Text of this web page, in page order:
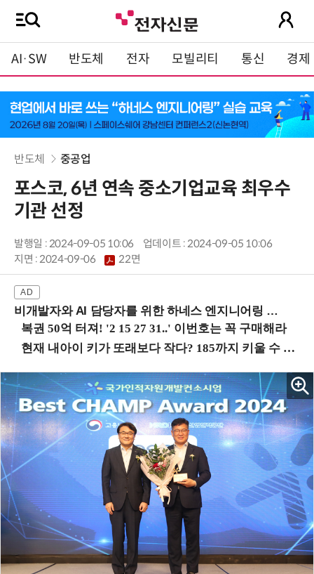
AI·SW 반도체 전자 모빌리티 통신 경제
반도체 중공업
포스코, 6년 연속 중소기업교육 최우수
기관 선정
발행일 : 2024-09-05 10:06
업데이트 : 2024-09-05 10:06
지면 :2024-09-06 22면
비개발자와 AI 담당자를 위한 하네스 엔지니어링 입문과정 (8/20 신논현역)